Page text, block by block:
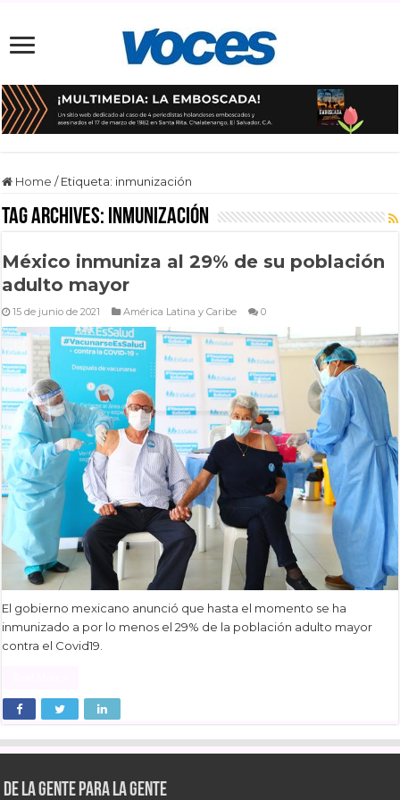
Home / Etiqueta: inmunización
Tag Archives: inmunización
México inmuniza al 29% de su población
adulto mayor
15 de junio de 2021 América Latina y Caribe 0
El gobierno mexicano anunció que hasta el momento se ha
inmunizado a por lo menos el 29% de la población adulto mayor
contra el Covid19.
De la gente para la gente